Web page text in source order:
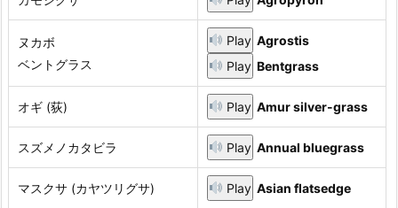
ヌカボ
ベントグラス
Play Agrostis
Play Bentgrass
オギ (荻) Play Amur silver-grass
スズメノカタビラ Play Annual bluegrass
マスクサ (カヤツリグサ) Play Asian flatsedge